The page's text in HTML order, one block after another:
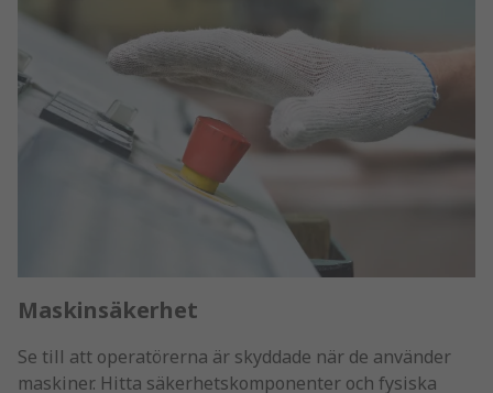
Maskinsäkerhet
Se till att operatörerna är skyddade när de använder
maskiner. Hitta säkerhetskomponenter och fysiska